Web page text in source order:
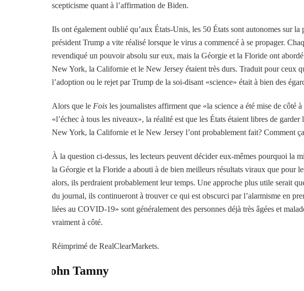
scepticisme quant à l’affirmation de Biden.
Ils ont également oublié qu’aux États-Unis, les 50 États sont autonomes sur la
président Trump a vite réalisé lorsque le virus a commencé à se propager.
revendiqué un pouvoir absolu sur eux, mais la Géorgie et la Floride ont
New York, la Californie et le New Jersey étaient très durs. Traduit pour ceux
l’adoption ou le rejet par Trump de la soi-disant «science» était à bien des
Alors que le Fois les journalistes affirment que «la science a été mise de côté
«l’échec à tous les niveaux», la réalité est que les États étaient libres de
New York, la Californie et le New Jersey l’ont probablement fait? Comment
À la question ci-dessus, les lecteurs peuvent décider eux-mêmes pourquoi la
la Géorgie et la Floride a abouti à de bien meilleurs résultats viraux que pour
alors, ils perdraient probablement leur temps. Une approche plus utile serait
du journal, ils continueront à trouver ce qui est obscurci par l’alarmisme en
liées au COVID-19» sont généralement des personnes déjà très âgées et
vraiment à côté.
Réimprimé de RealClearMarkets.
John Tamny